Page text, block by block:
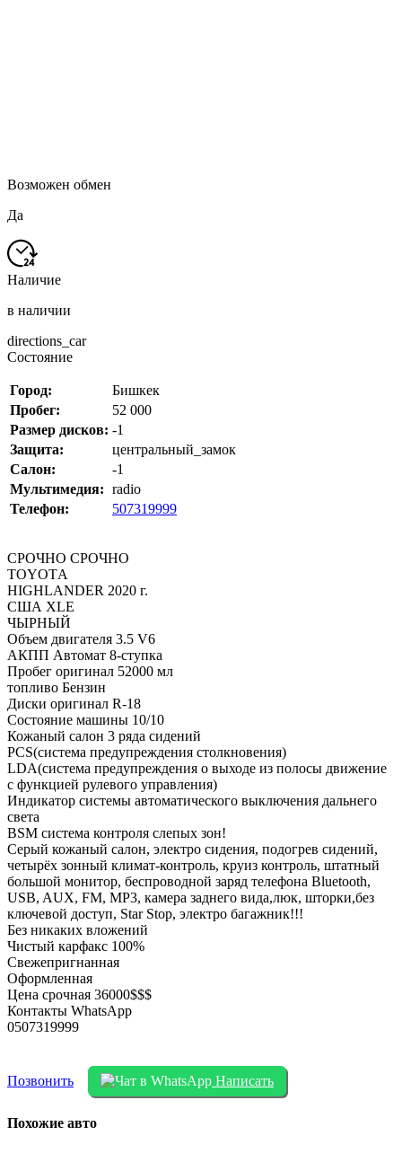
Возможен обмен
Да
Наличие
в наличии
directions_car
Состояние
Город:
Бишкек
Пробег:
52 000
Размер дисков: -1
Защита:
центральный_замок
Салон:
-1
Мультимедия: radio
Телефон:
507319999
СРОЧНО СРОЧНО
TOYOТA
HIGHLANDER 2020 г.
США XLE
ЧЫРНЫЙ
Объем двигателя 3.5 V6
АКПП Автомат 8-ступка
Пробег оригинал 52000 мл
топливо Бензин
Диски оригинал R-18
Состояние машины 10/10
Кожаный салон 3 ряда сидений
PCS(система предупреждения столкновения)
LDA(система предупреждения о выходе из полосы движение
с функцией рулевого управления)
Индикатор системы автоматического выключения дальнего
света
BSM система контроля слепых зон!
Серый кожаный салон, электро сидения, подогрев сидений,
четырёх зонный климат-контроль, круиз контроль, штатный
большой монитор, беспроводной заряд телефона Bluetooth,
USB, AUX, FM, MP3, камера заднего вида,люк, шторки,без
ключевой доступ, Star Stop, электро багажник!!!
Без никаких вложений
Чистый карфакс 100%
Свежепригнанная
Оформленная
Цена срочная 36000$$$
Контакты WhatsApp
0507319999
Позвонить Написать
Похожие авто